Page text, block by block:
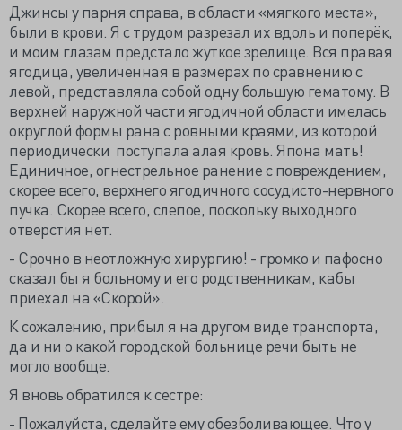
Джинсы у парня справа, в области «мягкого места»,
были в крови. Я с трудом разрезал их вдоль и поперёк,
и моим глазам предстало жуткое зрелище. Вся правая
ягодица, увеличенная в размерах по сравнению с
левой, представляла собой одну большую гематому. В
верхней наружной части ягодичной области имелась
округлой формы рана с ровными краями, из которой
периодически поступала алая кровь. Япона мать!
Единичное, огнестрельное ранение с повреждением,
скорее всего, верхнего ягодичного сосудисто-нервного
пучка. Скорее всего, слепое, поскольку выходного
отверстия нет.
- Срочно в неотложную хирургию! - громко и пафосно
сказал бы я больному и его родственникам, кабы
приехал на «Скорой».
К сожалению, прибыл я на другом виде транспорта,
да и ни о какой городской больнице речи быть не
могло вообще.
Я вновь обратился к сестре:
- Пожалуйста, сделайте ему обезболивающее. Что у